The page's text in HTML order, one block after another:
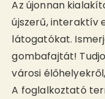
Az újonnan
újszerű, interaktív
látogatókat.
gombafajtát!
városi
A foglalkoztató